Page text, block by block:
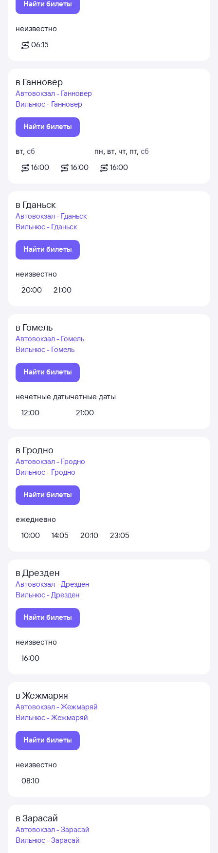
Найти билеты
неизвестно
06:15
в Ганновер
Автовокзал - Ганновер
Вильнюс - Ганновер
Найти билеты
вт, сб
16:00
16:00
пн, вт, чт, пт, сб
16:00
в Гданьск
Автовокзал - Гданьск
Вильнюс - Гданьск
Найти билеты
неизвестно
20:00
21:00
в Гомель
Автовокзал - Гомель
Вильнюс - Гомель
Найти билеты
нечетные даты
12:00
четные даты
21:00
в Гродно
Автовокзал - Гродно
Вильнюс - Гродно
Найти билеты
ежедневно
10:00
14:05 20:10 23:05
в Дрезден
Автовокзал - Дрезден
Вильнюс - Дрезден
Найти билеты
неизвестно
16:00
в Жежмаряя
Автовокзал - Жежмаряй
Вильнюс - Жежмаряй
Найти билеты
неизвестно
08:10
в Зарасай
Автовокзал - Зарасай
Вильнюс - Зарасай